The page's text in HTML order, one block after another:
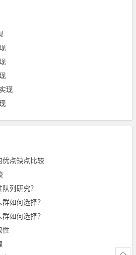
现
优点缺点比较
列研究？
如何选择？
如何选择？
性